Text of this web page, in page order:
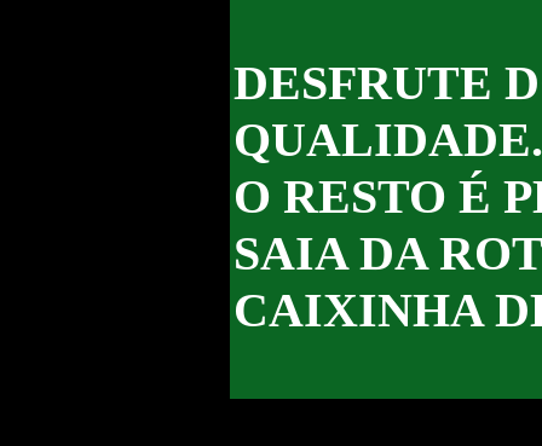
DESFRUTE
O RESTO É
SAIA DA
CAIXINHA